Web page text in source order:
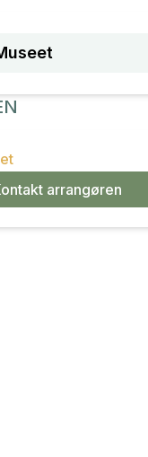
arrangøren